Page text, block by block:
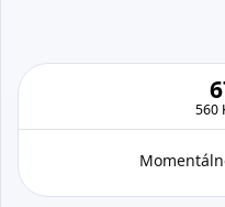
560